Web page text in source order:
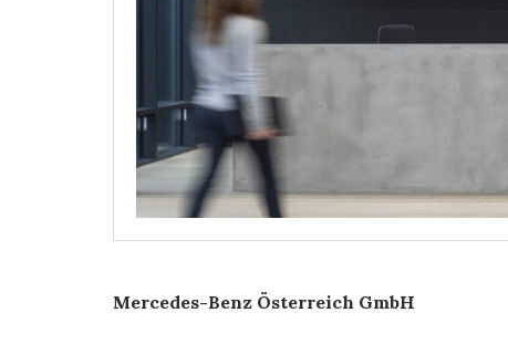
Mercedes-Benz Österreich GmbH